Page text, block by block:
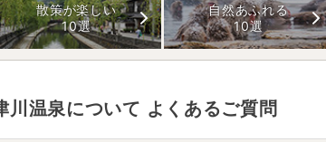
散策が楽しい
10選
自然あふれる
10選
川温泉について よくあるご質問